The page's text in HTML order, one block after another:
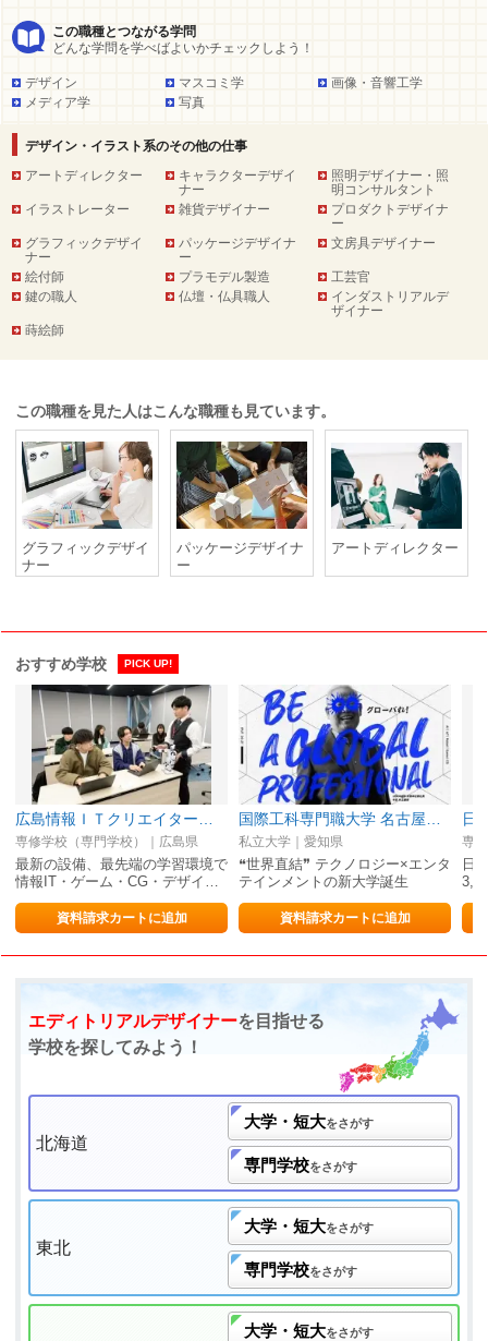
この職種とつながる学問
どんな学問を学べばよいかチェックしよう！
デザイン マスコミ学
画像・音響工学
メディア学
写真
デザイン・イラスト系のその他の仕事
アートディレクター
キャラクターデザイ
ナー
照明デザイナー・照
明コンサルタント
イラストレーター
雑貨デザイナー
プロダクトデザイナ
ー
グラフィックデザイ
ナー
パッケージデザイナ
ー
文房具デザイナー
絵付師 プラモデル製造
工芸官
鍵の職人
仏壇・仏具職人
インダストリアルデ
ザイナー
蒔絵師
この職種を見た人はこんな職種も見ています。
グラフィックデザイ
ナー
パッケージデザイナ
ー
アートディレクター
おすすめ学校 PICK UP!
専修学校（専門学校）｜広島県
最新の設備、最先端の学習環境で
情報IT・ゲーム・CG・デザイ…
資料請求カートに追加
私立大学｜愛知県
❝世界直結❞ テクノロジー×エンタ
テインメントの新大学誕生
資料請求カートに追加
日
専
日
エディトリアルデザイナーを目指せる
学校を探してみよう！
北海道
大学・短大をさがす
専門学校をさがす
東北
大学・短大をさがす
専門学校をさがす
大学・短大をさがす